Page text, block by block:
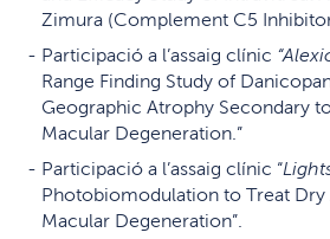
Zimura (Complement C5
Participació a l’assaig clínic
Range Finding Study of
Geographic Atrophy Secondary
Macular Degeneration.”
Participació a l’assaig clínic “
Photobiomodulation to Treat Dry
Macular Degeneration”.